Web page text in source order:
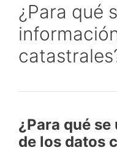
¿Para qué
¿Para qué
de los datos